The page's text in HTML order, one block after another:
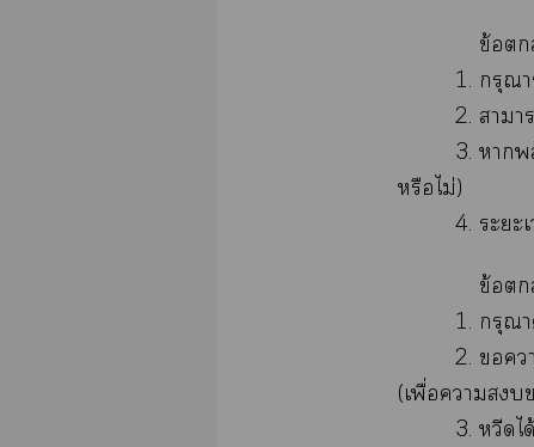
ข้อ
1. กรุณาระ
2. าา
3. าพล็อ
หรือไม่)
4. ะะเ
ข้อ
1. กรุณา
2. า
(เพื่อา
3. หวีดได้ แ